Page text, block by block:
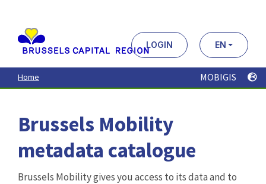
contenu
principal
LOGIN EN
Home MOBIGIS
Brussels Mobility
metadata catalogue
Brussels Mobility gives you access to its data and to